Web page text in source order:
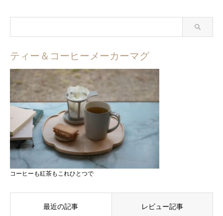
ティー＆コーヒーメーカーマグ
コーヒーも紅茶もこれひとつで
最近の記事 レビュー記事